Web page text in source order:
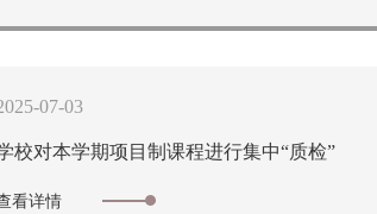
07-03
校对本学期项目制课程进行集中“质检”
看详情